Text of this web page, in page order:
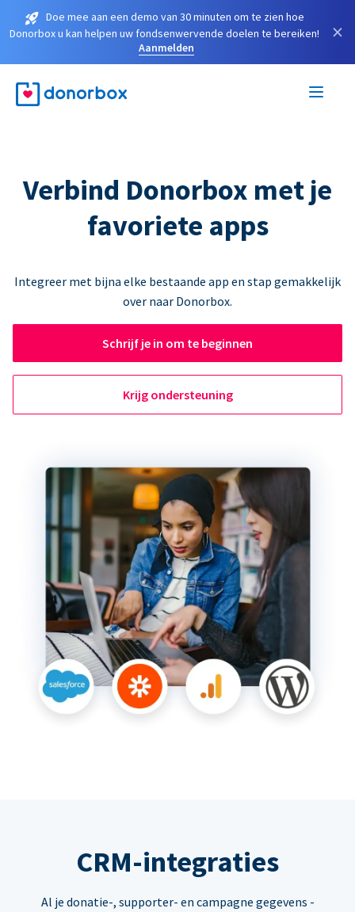
Doe mee aan een demo van 30 minuten om te zien hoe
Donorbox u kan helpen uw fondsenwervende doelen te bereiken!
Aanmelden
×
Verbind Donorbox met je
favoriete apps
Integreer met bijna elke bestaande app en stap gemakkelijk
over naar Donorbox.
Schrijf je in om te beginnen
Krijg ondersteuning
CRM-integraties
Al je donatie-, supporter- en campagne gegevens -